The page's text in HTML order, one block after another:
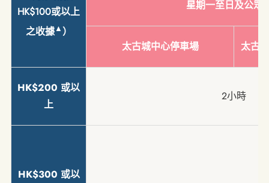
HK$100或以上
之收據▲ ）
星期一至日及公眾
太古城中心停車場 太古
HK$200 或以
上
2小時
HK$300 或以